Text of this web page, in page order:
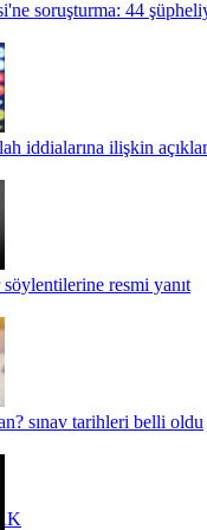
soruşturma: 44
iddialarına ilişkin
resmi yanıt
sınav tarihleri belli oldu